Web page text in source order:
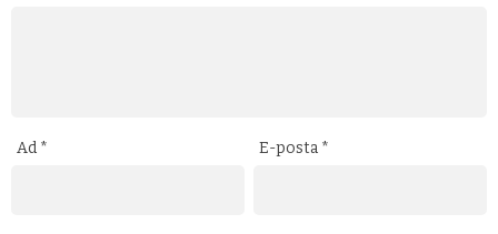
Ad * E-posta *